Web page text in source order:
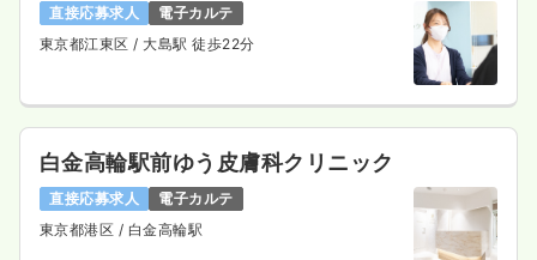
直接応募求人
電子カルテ
東京都江東区/ 大島駅 徒歩22分
白金高輪駅前ゆう皮膚科クリニック
直接応募求人
電子カルテ
東京都港区 / 白金高輪駅